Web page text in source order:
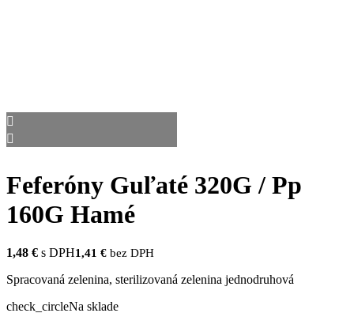
Feferóny Guľaté 320G / Pp
160G Hamé
1,48 € s DPH1,41 € bez DPH
Spracovaná zelenina, sterilizovaná zelenina jednodruhová
check_circleNa sklade